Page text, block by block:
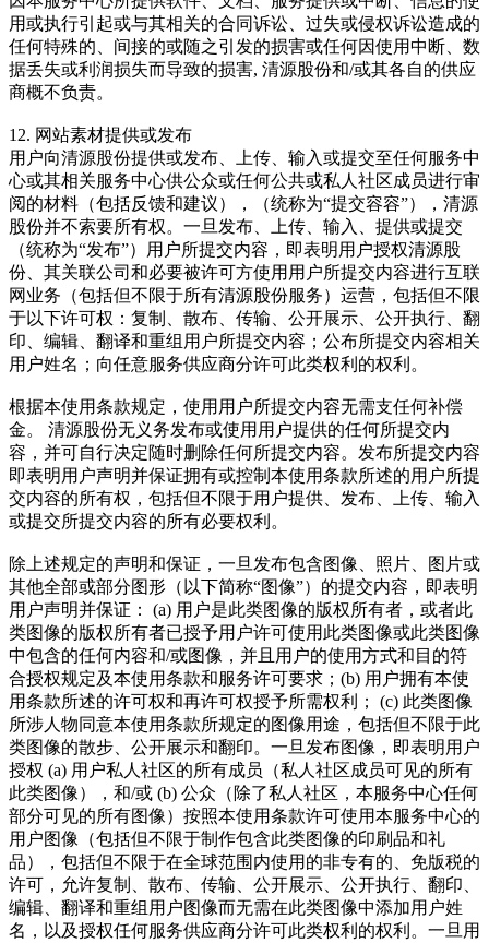
用或执行引起或与其相关的合同诉讼、过失或侵权诉讼造成的
任何特殊的、间接的或随之引发的损害或任何因使用中断、数
据丢失或利润损失而导致的损害, 清源股份和/或其各自的供应
商概不负责。
12. 网站素材提供或发布
用户向清源股份提供或发布、上传、输入或提交至任何服务中
心或其相关服务中心供公众或任何公共或私人社区成员进行审
阅的材料（包括反馈和建议），（统称为“提交容容”），清源
股份并不索要所有权。一旦发布、上传、输入、提供或提交
（统称为“发布”）用户所提交内容，即表明用户授权清源股
份、其关联公司和必要被许可方使用用户所提交内容进行互联
网业务（包括但不限于所有清源股份服务）运营，包括但不限
于以下许可权：复制、散布、传输、公开展示、公开执行、翻
印、编辑、翻译和重组用户所提交内容；公布所提交内容相关
用户姓名；向任意服务供应商分许可此类权利的权利。
根据本使用条款规定，使用用户所提交内容无需支任何补偿
金。 清源股份无义务发布或使用用户提供的任何所提交内
容，并可自行决定随时删除任何所提交内容。发布所提交内容
即表明用户声明并保证拥有或控制本使用条款所述的用户所提
交内容的所有权，包括但不限于用户提供、发布、上传、输入
或提交所提交内容的所有必要权利。
除上述规定的声明和保证，一旦发布包含图像、照片、图片或
其他全部或部分图形（以下简称“图像”）的提交内容，即表明
用户声明并保证： (a) 用户是此类图像的版权所有者，或者此
类图像的版权所有者已授予用户许可使用此类图像或此类图像
中包含的任何内容和/或图像，并且用户的使用方式和目的符
合授权规定及本使用条款和服务许可要求；(b) 用户拥有本使
用条款所述的许可权和再许可权授予所需权利； (c) 此类图像
所涉人物同意本使用条款所规定的图像用途，包括但不限于此
类图像的散步、公开展示和翻印。一旦发布图像，即表明用户
授权 (a) 用户私人社区的所有成员（私人社区成员可见的所有
此类图像），和/或 (b) 公众（除了私人社区，本服务中心任何
部分可见的所有图像）按照本使用条款许可使用本服务中心的
用户图像（包括但不限于制作包含此类图像的印刷品和礼
品），包括但不限于在全球范围内使用的非专有的、免版税的
许可，允许复制、散布、传输、公开展示、公开执行、翻印、
编辑、翻译和重组用户图像而无需在此类图像中添加用户姓
名，以及授权任何服务供应商分许可此类权利的权利。一旦用